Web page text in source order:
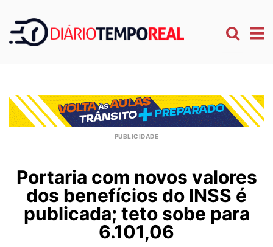
Portaria com novos valores
dos benefícios do INSS é
publicada; teto sobe para
6.101,06